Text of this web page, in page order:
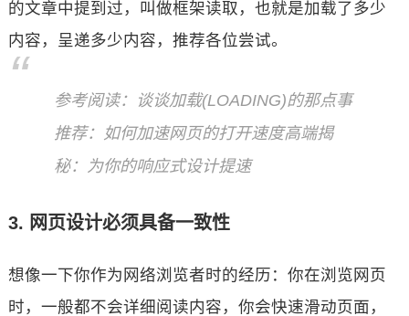
的文章中提到过，叫做框架读取，也就是加载了多少
内容，呈递多少内容，推荐各位尝试。
参考阅读：谈谈加载(LOADING)的那点事
推荐：如何加速网页的打开速度高端揭
秘：为你的响应式设计提速
3. 网页设计必须具备一致性
想像一下你作为网络浏览者时的经历：你在浏览网页
时，一般都不会详细阅读内容，你会快速滑动页面，